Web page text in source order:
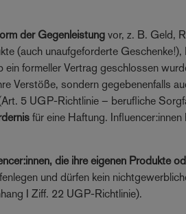
der Gegenleistung vor, z. B. Geld,
(auch unaufgeforderte Geschenke!),
ein formeller Vertrag geschlossen
Verstöße, sondern gegebenenfalls
5 UGP-Richtlinie – berufliche
für eine Haftung.
die ihre eigenen Produkte
und dürfen kein
I Ziff. 22 UGP-Richtlinie).